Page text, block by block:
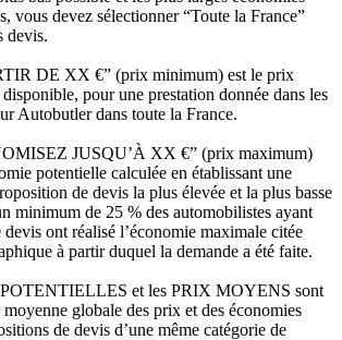
vous devez sélectionner “Toute la France”
devis.
DE XX €” (prix minimum) est le prix
pour une prestation donnée dans les
Autobutler dans toute la France.
JUSQU’À XX €” (prix maximum)
potentielle calculée en établissant une
de devis la plus élevée et la plus basse
minimum de 25 % des automobilistes ayant
ont réalisé l’économie maximale citée
à partir duquel la demande a été faite.
et les PRIX MOYENS sont
globale des prix et des économies
de devis d’une même catégorie de